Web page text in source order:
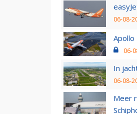
06-08-
Apollo
06-
In
06-08-
Meer